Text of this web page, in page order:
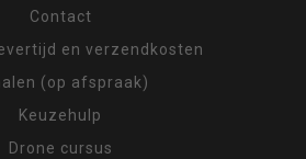
Contact
en verzendkosten
(op afspraak)
Keuzehulp
Drone cursus